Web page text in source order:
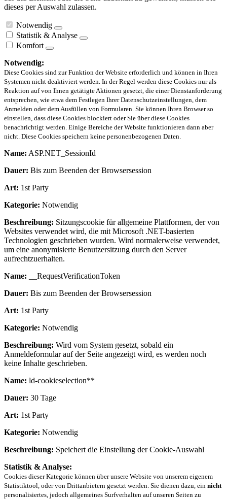
dieses per Auswahl zulassen.
Notwendig
Statistik & Analyse
Komfort
Notwendig:
Diese Cookies sind zur Funktion der Website erforderlich und können in Ihren
Systemen nicht deaktiviert werden. In der Regel werden diese Cookies nur als
Reaktion auf von Ihnen getätigte Aktionen gesetzt, die einer Dienstanforderung
entsprechen, wie etwa dem Festlegen Ihrer Datenschutzeinstellungen, dem
Anmelden oder dem Ausfüllen von Formularen. Sie können Ihren Browser so
einstellen, dass diese Cookies blockiert oder Sie über diese Cookies
benachrichtigt werden. Einige Bereiche der Website funktionieren dann aber
nicht. Diese Cookies speichern keine personenbezogenen Daten.
Name: ASP.NET_SessionId
Dauer: Bis zum Beenden der Browsersession
Art: 1st Party
Kategorie: Notwendig
Beschreibung: Sitzungscookie für allgemeine Plattformen, der von
Websites verwendet wird, die mit Microsoft .NET-basierten
Technologien geschrieben wurden. Wird normalerweise verwendet,
um eine anonymisierte Benutzersitzung durch den Server
aufrechtzuerhalten.
Name: __RequestVerificationToken
Dauer: Bis zum Beenden der Browsersession
Art: 1st Party
Kategorie: Notwendig
Beschreibung: Wird vom System gesetzt, sobald ein
Anmeldeformular auf der Seite angezeigt wird, es werden noch
keine Inhalte geschrieben.
Name: ld-cookieselection**
Dauer: 30 Tage
Art: 1st Party
Kategorie: Notwendig
Beschreibung: Speichert die Einstellung der Cookie-Auswahl
Statistik & Analyse:
Cookies dieser Kategorie können über unsere Website von unserem eigenem
Statistiktool, oder von Drittanbietern gesetzt werden. Sie dienen dazu, ein nicht
personalisiertes, jedoch allgemeines Surfverhalten auf unseren Seiten zu